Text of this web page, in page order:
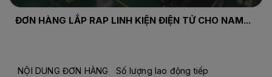
ĐƠN HÀNG LẮP RAP LINH KIỆN ĐIỆN TỬ CHO NAM...
NỘI DUNG ĐƠN HÀNG Số lượng lao động tiếp